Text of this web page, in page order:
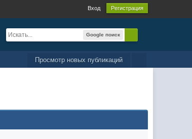
Вход Регистрация
Google поиск
Просмотр новых публикаций